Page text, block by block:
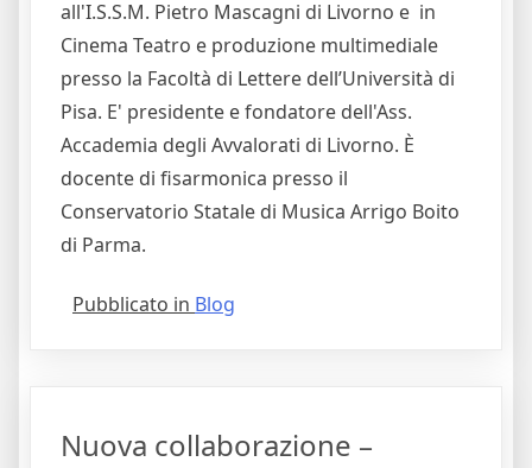
all'I.S.S.M. Pietro Mascagni di Livorno e in
Cinema Teatro e produzione multimediale
presso la Facoltà di Lettere dell’Università di
Pisa. E' presidente e fondatore dell'Ass.
Accademia degli Avvalorati di Livorno. È
docente di fisarmonica presso il
Conservatorio Statale di Musica Arrigo Boito
di Parma.
Pubblicato in Blog
Nuova collaborazione –